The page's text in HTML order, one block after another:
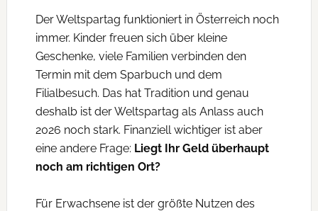
Der Weltspartag funktioniert in Österreich noch
immer. Kinder freuen sich über kleine
Geschenke, viele Familien verbinden den
Termin mit dem Sparbuch und dem
Filialbesuch. Das hat Tradition und genau
deshalb ist der Weltspartag als Anlass auch
2026 noch stark. Finanziell wichtiger ist aber
eine andere Frage: Liegt Ihr Geld überhaupt
noch am richtigen Ort?
Für Erwachsene ist der größte Nutzen des